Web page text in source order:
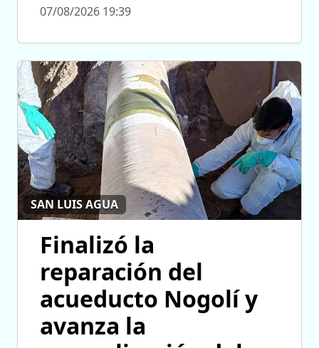
07/08/2026 19:39
SAN LUIS AGUA
Finalizó la
reparación del
acueducto Nogolí y
avanza la